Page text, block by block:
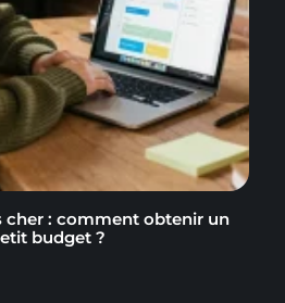
cher : comment obtenir un
budget ?